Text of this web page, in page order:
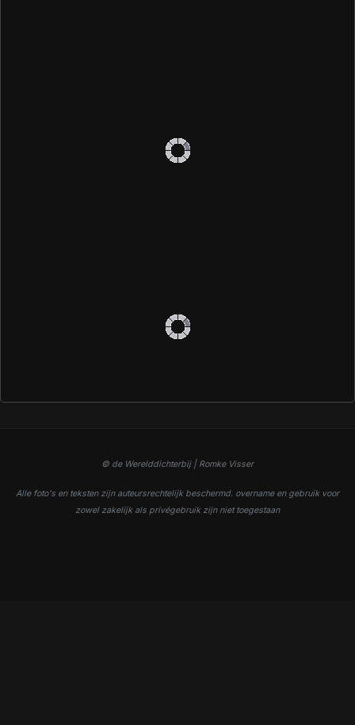
© de Werelddichterbij | Romke Visser
Alle foto's en teksten zijn auteursrechtelijk beschermd. overname en gebruik voor
zowel zakelijk als privégebruik zijn niet toegestaan